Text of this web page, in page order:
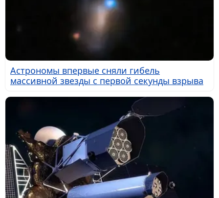
Астрономы впервые сняли гибель
массивной звезды с первой секунды взрыва